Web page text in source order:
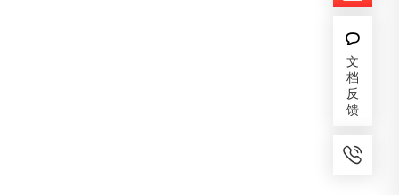
文
档
反
馈